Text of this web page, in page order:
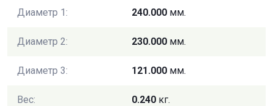
Диаметр 1: 240.000 мм.
Диаметр 2: 230.000 мм.
Диаметр 3: 121.000 мм.
Вес: 0.240 кг.